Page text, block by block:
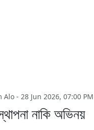
Alo - 28 Jun 2026, 07:00
নাকি অভিনয়